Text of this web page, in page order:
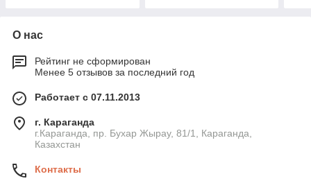
О нас
Рейтинг не сформирован
Менее 5 отзывов за последний год
Работает с 07.11.2013
г. Караганда
г.Караганда, пр. Бухар Жырау, 81/1, Караганда,
Казахстан
Контакты